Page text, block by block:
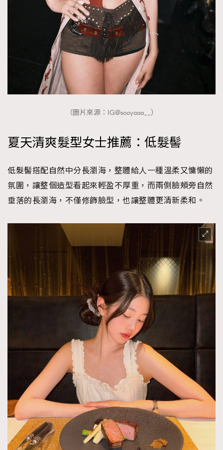
（圖片來源：IG@sooyaaa__）
夏天清爽髮型女士推薦：低髮髻
低髮髻搭配自然中分長瀏海，整體給人一種溫柔又慵懶的
氛圍，讓整個造型看起來輕盈不厚重，而兩側臉頰旁自然
垂落的長瀏海，不僅修飾臉型，也讓整體更清新柔和。